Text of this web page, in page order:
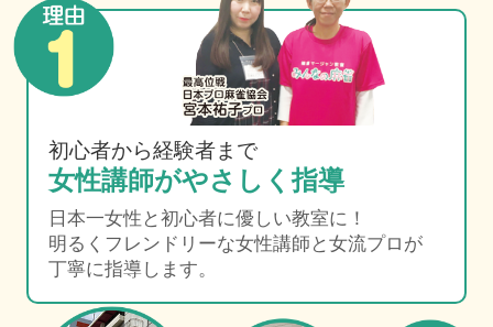
初心者から経験者まで
女性講師がやさしく指導
日本一女性と初心者に優しい教室に！
明るくフレンドリーな女性講師と女流プロが
丁寧に指導します。